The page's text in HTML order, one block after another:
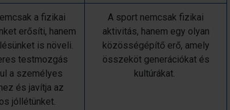
a fizikai
erősíti, hanem
is növeli.
testmozgás
a személyes
és javítja az
jóllétünket.
A sport nemcsak fizikai
aktivitás, hanem egy olyan
közösségépítő erő, amely
összeköt generációkat és
kultúrákat.